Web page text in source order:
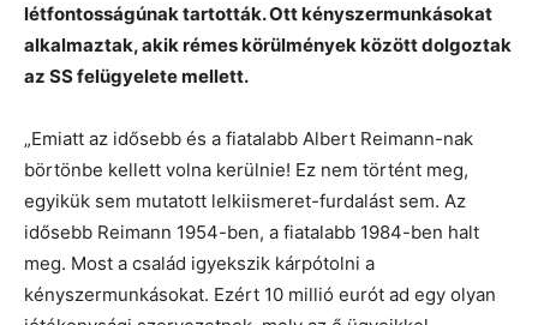
létfontosságúnak tartották. Ott kényszermunkásokat
alkalmaztak, akik rémes körülmények között dolgoztak
az SS felügyelete mellett.
„Emiatt az idősebb és a fiatalabb Albert Reimann-nak
börtönbe kellett volna kerülnie! Ez nem történt meg,
egyikük sem mutatott lelkiismeret-furdalást sem. Az
idősebb Reimann 1954-ben, a fiatalabb 1984-ben halt
meg. Most a család igyekszik kárpótolni a
kényszermunkásokat. Ezért 10 millió eurót ad egy olyan